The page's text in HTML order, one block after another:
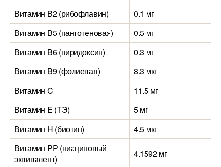
Витамин B2 (рибофлавин)
0.1 мг
Витамин B5 (пантотеновая)
0.5 мг
Витамин B6 (пиридоксин)
0.3 мг
Витамин B9 (фолиевая)
8.3 мкг
Витамин C
11.5 мг
Витамин E (ТЭ)
5 мг
Витамин H (биотин)
4.5 мкг
Витамин PP (ниациновый
эквивалент)
4.1592 мг